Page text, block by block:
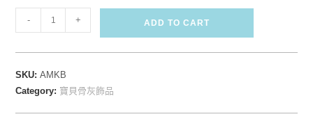
- + ADD TO CART
SKU:AMKB
Category: 寶貝骨灰飾品